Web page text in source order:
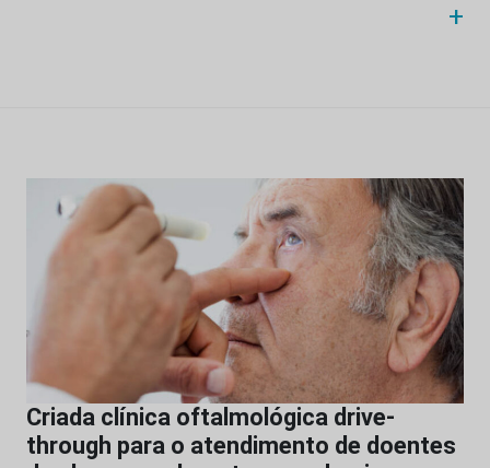
+
Criada clínica oftalmológica drive-
through para o atendimento de doentes